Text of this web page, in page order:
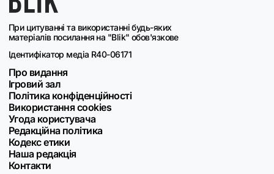
При цитуванні та використанні будь-яких
матеріалів посилання на "Blik" обов'язкове
Ідентифікатор медіа R40-06171
Про видання
Ігровий зал
Політика конфіденційності
Використання cookies
Угода користувача
Редакційна політика
Кодекс етики
Наша редакція
Контакти